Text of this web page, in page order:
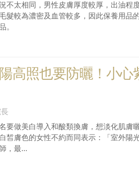
不太相同，男性皮膚厚度較厚，出油程
髮較為濃密及血管較多，因此保養用品
。
高照也要防曬！小心
要做美白導入和酸類換膚，想淡化肌膚
皙膚色的女性不約而同表示：「室外陽
，最...